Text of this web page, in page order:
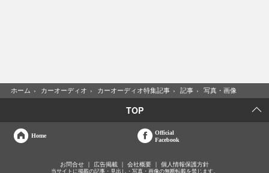
ホーム › カーオーディオ › カーオーディオ特集記事 › 記事 › 写真・画像
TOP
Home
Official
Facebook
お問合せ 広告掲載 会社概要 個人情報保護方針
当サイトに掲載の記事・見出し・写真・画像の無断転載を禁じます。